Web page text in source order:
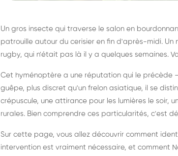
Destruction de nid de
frelons asiatiques :
intervention partout en
France
Un gros insecte qui traverse le salon en
patrouille autour du cerisier en fin d'après-midi.
rugby, qui n'était pas là il y a quelques semaines.
Cet hyménoptère a une réputation qui le précède
guêpe, plus discret qu'un frelon asiatique, il se
crépuscule, une attirance pour les lumières le soir,
rurales. Bien comprendre ces particularités, c'est
Sur cette page, vous allez découvrir comment
intervention est vraiment nécessaire, et comment